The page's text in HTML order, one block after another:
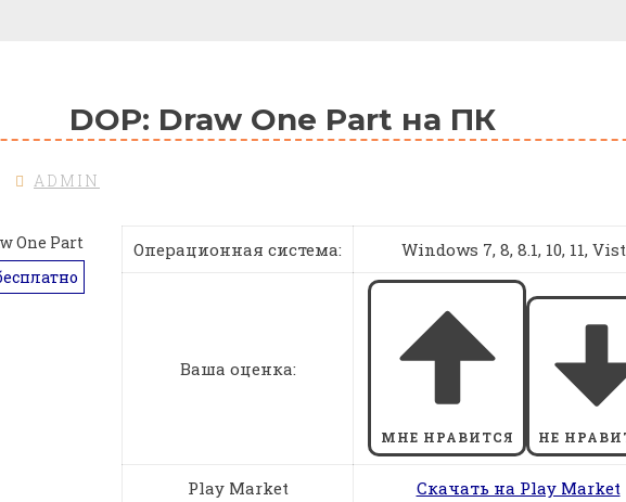
DOP: Draw One Part на ПК
ADMIN
Операционная система: Windows 7, 8, 8.1, 10, 11,
Ваша оценка:
МНЕ НРАВИТСЯ НЕ
Play Market Скачать на Play Market